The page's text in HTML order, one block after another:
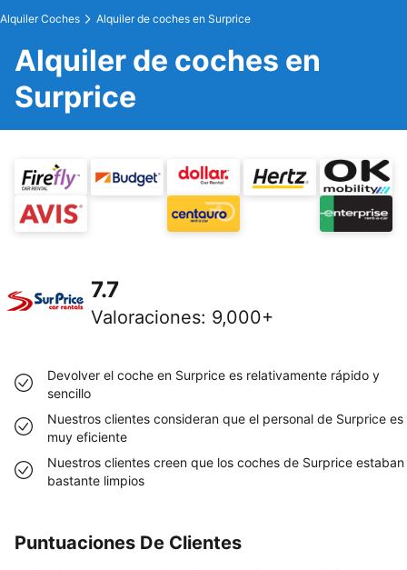
Alquiler Coches Alquiler de coches en Surprice
Alquiler de coches en
Surprice
7.7
Valoraciones: 9,000+
Devolver el coche en Surprice es relativamente rápido y
sencillo
Nuestros clientes consideran que el personal de Surprice es
muy eficiente
Nuestros clientes creen que los coches de Surprice estaban
bastante limpios
Puntuaciones De Clientes